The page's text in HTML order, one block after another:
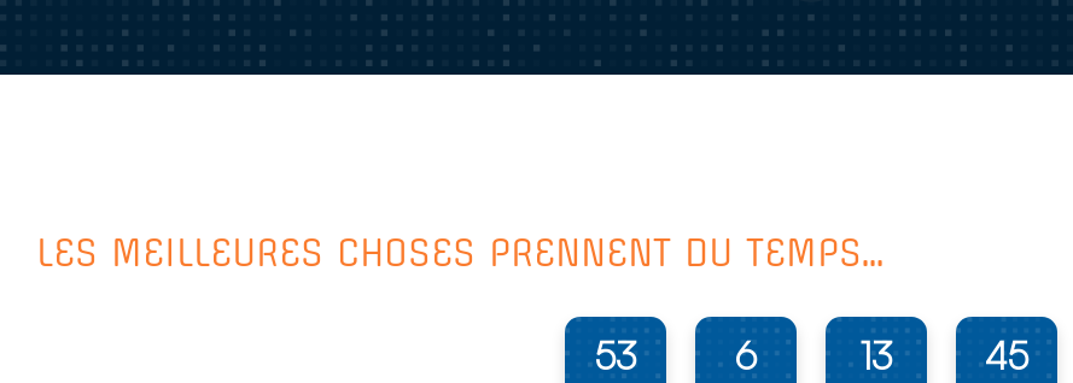
LES MEILLEURES CHOSES PRENNENT DU TEMPS…
53 6 13 44